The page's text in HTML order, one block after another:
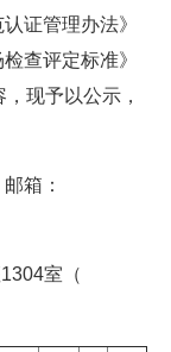
证管理办法》
查评定标准》
现予以公示，
箱：
室（